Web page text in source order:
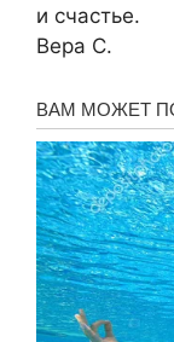
и счастье.
Вера С.